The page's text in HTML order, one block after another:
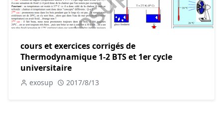
cours et exercices corrigés de
Thermodynamique 1-2 BTS et 1er cycle
universitaire
exosup 2017/8/13